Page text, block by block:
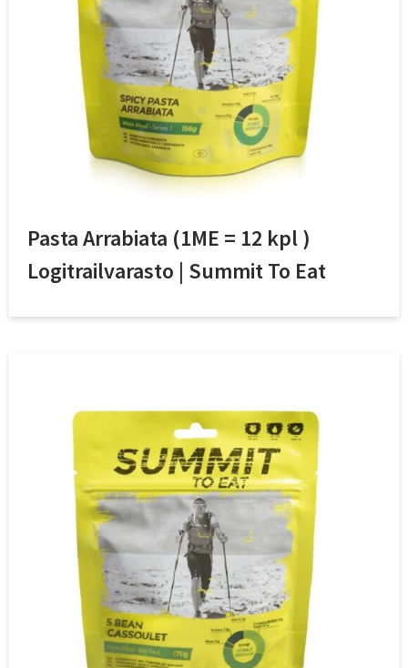
Pasta Arrabiata (1ME = 12 kpl )
Logitrailvarasto | Summit To Eat